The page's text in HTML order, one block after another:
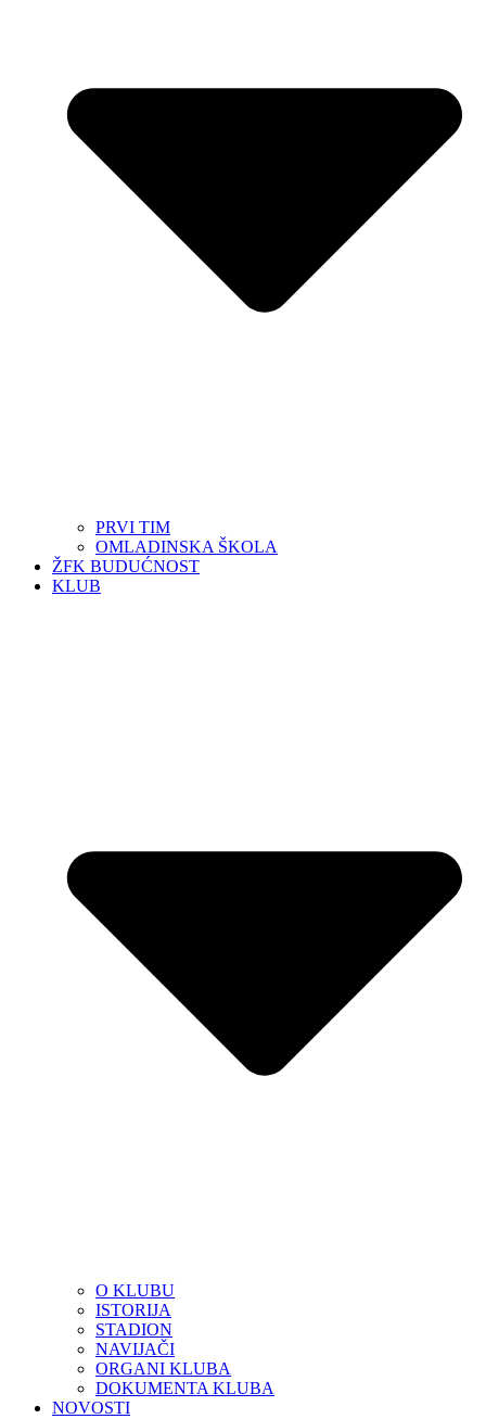
PRVI TIM
OMLADINSKA ŠKOLA
ŽFK BUDUĆNOST
KLUB
O KLUBU
ISTORIJA
STADION
NAVIJAČI
ORGANI KLUBA
DOKUMENTA KLUBA
NOVOSTI